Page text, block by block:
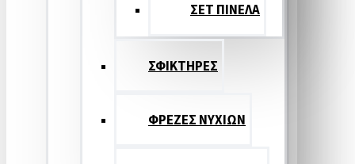
ΣΕΤ ΠΙΝΕΛA
ΣΦΙΚΤΗΡΕΣ
ΦΡΕΖΕΣ ΝΥΧΙΩΝ